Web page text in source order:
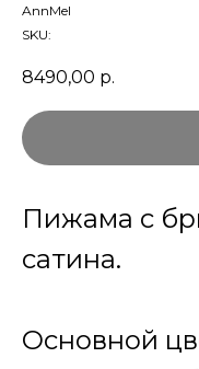
AnnMel
SKU:
8490,00 р.
Пижама с
сатина.
Основной